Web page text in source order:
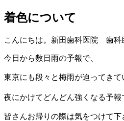
着色について
こんにちは。新田歯科医院 歯科
今日から数日雨の予報で、
東京にも段々と梅雨が迫ってきて
夜にかけてどんどん強くなる予報
皆さんお帰りの際は気をつけて下